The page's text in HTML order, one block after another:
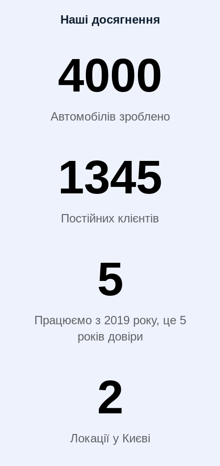
Наші досягнення
4000
Автомобілів зроблено
1345
Постійних клієнтів
5
Працюємо з 2019 року, це 5
років довіри
2
Локації у Києві